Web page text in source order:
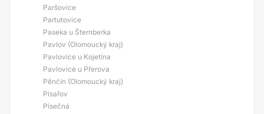
Paršovice
Partutovice
Paseka u Šternberka
Pavlov (Olomoucký kraj)
Pavlovice u Kojetína
Pavlovice u Přerova
Pěnčín (Olomoucký kraj)
Písařov
Písečná